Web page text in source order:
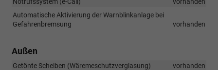
Automatische Aktivierung der Warnblinkanlage bei
Gefahrenbremsung
vorhanden
Außen
Getönte Scheiben (Wäremeschutzverglasung)
vorhanden